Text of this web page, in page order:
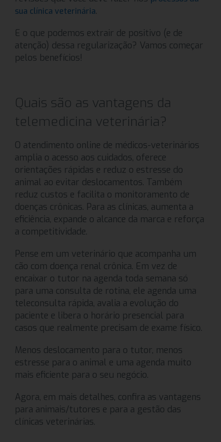
sua clínica veterinária.
E o que podemos extrair de positivo (e de
atenção) dessa regularização? Vamos começar
pelos benefícios!
Quais são as vantagens da
telemedicina veterinária?
O atendimento online de médicos-veterinários
amplia o acesso aos cuidados, oferece
orientações rápidas e reduz o estresse do
animal ao evitar deslocamentos. Também
reduz custos e facilita o monitoramento de
doenças crônicas. Para as clínicas, aumenta a
eficiência, expande o alcance da marca e reforça
a competitividade.
Pense em um veterinário que acompanha um
cão com doença renal crônica. Em vez de
encaixar o tutor na agenda toda semana só
para uma consulta de rotina, ele agenda uma
teleconsulta rápida, avalia a evolução do
paciente e libera o horário presencial para
casos que realmente precisam de exame físico.
Menos deslocamento para o tutor, menos
estresse para o animal e uma agenda muito
mais eficiente para o seu negócio.
Agora, em mais detalhes, confira as vantagens
para animais/tutores e para a gestão das
clínicas veterinárias.